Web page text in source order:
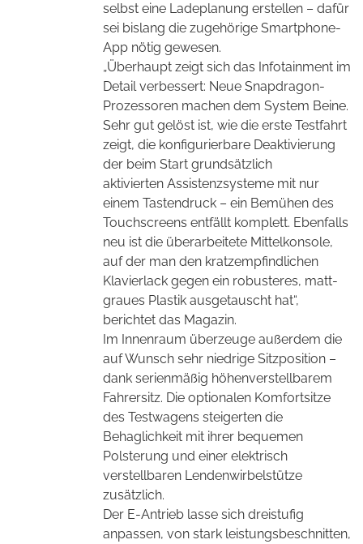
selbst eine Ladeplanung erstellen – dafür
sei bislang die zugehörige Smartphone-
App nötig gewesen.
„Überhaupt zeigt sich das Infotainment im
Detail verbessert: Neue Snapdragon-
Prozessoren machen dem System Beine.
Sehr gut gelöst ist, wie die erste Testfahrt
zeigt, die konfigurierbare Deaktivierung
der beim Start grundsätzlich
aktivierten Assistenzsysteme mit nur
einem Tastendruck – ein Bemühen des
Touchscreens entfällt komplett. Ebenfalls
neu ist die überarbeitete Mittelkonsole,
auf der man den kratzempfindlichen
Klavierlack gegen ein robusteres, matt-
graues Plastik ausgetauscht hat“,
berichtet das Magazin.
Im Innenraum überzeuge außerdem die
auf Wunsch sehr niedrige Sitzposition –
dank serienmäßig höhenverstellbarem
Fahrersitz. Die optionalen Komfortsitze
des Testwagens steigerten die
Behaglichkeit mit ihrer bequemen
Polsterung und einer elektrisch
verstellbaren Lendenwirbelstütze
zusätzlich.
Der E-Antrieb lasse sich dreistufig
anpassen, von stark leistungsbeschnitten,